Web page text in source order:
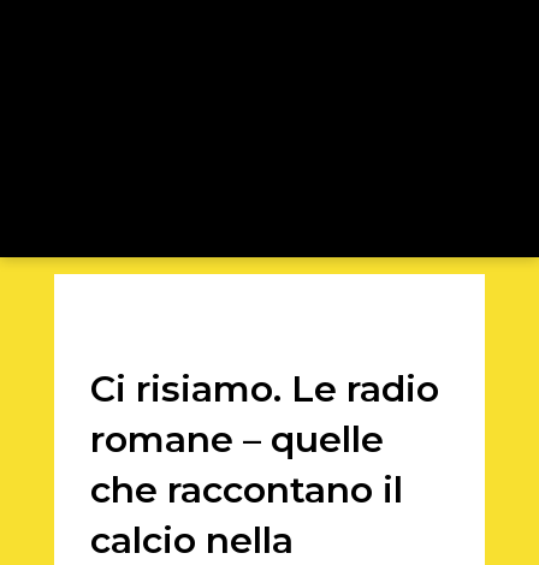
Ci risiamo. Le radio
romane – quelle
che raccontano il
calcio nella